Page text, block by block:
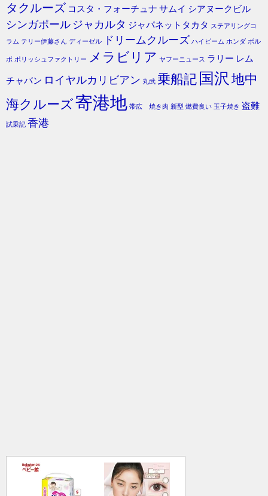
タクルーズ コスタ・フォーチュナ サムイ シアヌークビル
シンガポール ジャカルタ ジャパネットタカタ ステアリングコ
ラム テリー伊藤さん ディーゼル ドリームクルーズ ハイビーム ホンダ ボル
ボ ポリッシュファクトリー メラビリア ヤフーニュース ラリー レム
チャバン ロイヤルカリビアン 丸武 乗船記 国沢 地中
海クルーズ寄港地 帯広 焼き肉 新型 燃費良い 玉子焼き 盗難
試乗記 香港